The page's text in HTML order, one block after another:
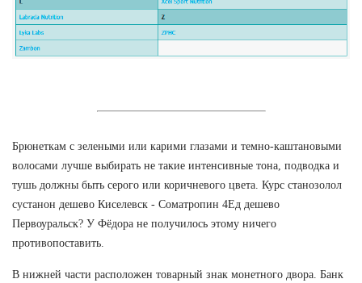
Брюнеткам с зелеными или карими глазами и темно-каштановыми
волосами лучше выбирать не такие интенсивные тона, подводка и
тушь должны быть серого или коричневого цвета. Курс станозолол
сустанон дешево Киселевск - Cоматропин 4Ед дешево
Первоуральск? У Фёдора не получилось этому ничего
противопоставить.
В нижней части расположен товарный знак монетного двора. Банк